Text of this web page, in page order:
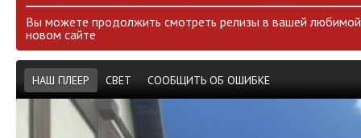
Вы можете продолжить смотреть релизы в вашей
новом сайте
НАШ ПЛЕЕР СВЕТ СООБЩИТЬ ОБ ОШИБКЕ